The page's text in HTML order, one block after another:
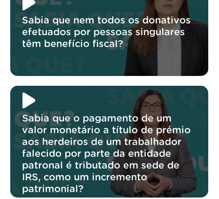
Sabia que nem todos os donativos
efetuados por pessoas singulares
têm benefício fiscal?
Sabia que o pagamento de um
valor monetário a título de prémio
aos herdeiros de um trabalhador
falecido por parte da entidade
patronal é tributado em sede de
IRS, como um incremento
patrimonial?